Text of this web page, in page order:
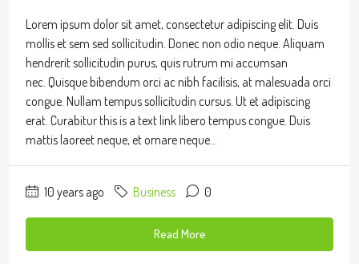
Lorem ipsum dolor sit amet, consectetur adipiscing elit. Duis
mollis et sem sed sollicitudin. Donec non odio neque. Aliquam
hendrerit sollicitudin purus, quis rutrum mi accumsan
nec. Quisque bibendum orci ac nibh facilisis, at malesuada orci
congue. Nullam tempus sollicitudin cursus. Ut et adipiscing
erat. Curabitur this is a text link libero tempus congue. Duis
mattis laoreet neque, et ornare neque...
10 years ago Business 0
Read More